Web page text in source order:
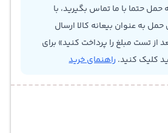
حتما با ما تماس بگیرید، با
به عنوان بیعانه کالا ارسال
تست مبلغ را پرداخت کنید» برای
کلیک کنید. راهنمای خرید